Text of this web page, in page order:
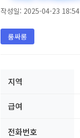
작성일: 2025-04-23 18:54
룸싸롱
지역
급여
전화번호